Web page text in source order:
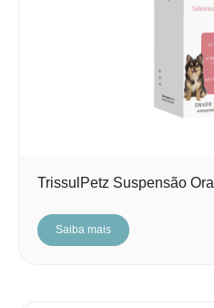
TrissulPetz Suspensão Oral
Saiba mais